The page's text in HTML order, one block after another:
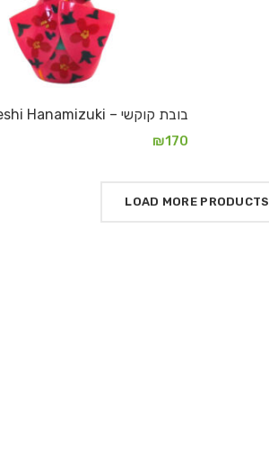
בובת קוקשי – Kokeshi Hanamizuki
₪170
LOAD MORE PRODUCTS